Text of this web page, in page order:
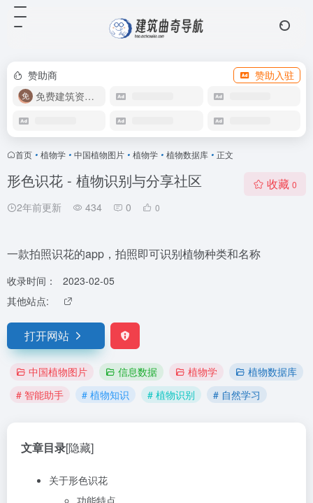
赞助商
赞助入驻
免费建筑资源库
首页 • 植物学 • 中国植物图片 • 植物学 • 植物数据库 • 正文
形色识花 - 植物识别与分享社区
2年前更新 434 0 0
收藏 0
一款拍照识花的app，拍照即可识别植物种类和名称
收录时间：
2023-02-05
其他站点:
打开网站
中国植物图片 信息数据 植物学
植物数据库
# 智能助手
# 植物知识 # 植物识别 # 自然学习
文章目录[隐藏]
关于形色识花
功能特点